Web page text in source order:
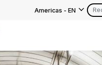
Americas - EN